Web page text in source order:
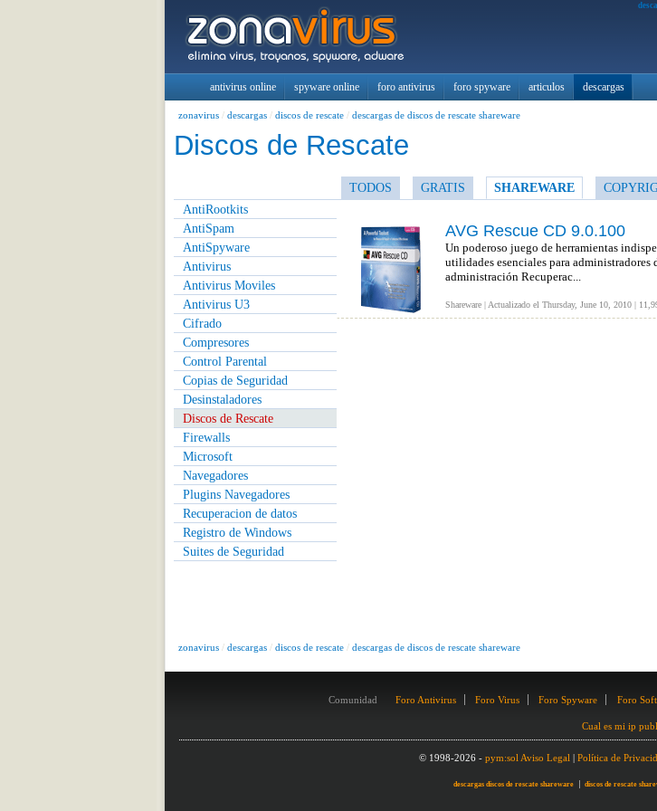
antivirus online spyware online foro antivirus foro spyware articulos descargas
zonavirus/ descargas/ discos de rescate/ descargas de discos de rescate shareware
Discos de Rescate
AntiRootkits
AntiSpam
AntiSpyware
Antivirus
Antivirus Moviles
Antivirus U3
Cifrado
Compresores
Control Parental
Copias de Seguridad
Desinstaladores
Discos de Rescate
Firewalls
Microsoft
Navegadores
Plugins Navegadores
Recuperacion de datos
Registro de Windows
Suites de Seguridad
TODOS GRATIS SHAREWARE
AVG Rescue CD 9.0.100
Un poderoso juego de herramientas
utilidades esenciales para administradores
administración Recuperac...
Shareware | Actualizado el Thursday, June 10, 2010 |
zonavirus/ descargas/ discos de rescate/ descargas de discos de rescate shareware
Comunidad Foro Antivirus Foro Virus Foro Spyware Foro
Cual es mi ip
© 1998-2026 - pym:sol Aviso Legal | Política de
descargas discos de rescate shareware discos de rescate